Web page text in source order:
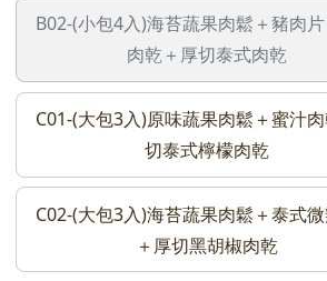
B02-(小包4入)海苔蔬果肉鬆＋豬肉
肉乾＋厚切泰式肉乾
C01-(大包3入)原味蔬果肉鬆＋蜜汁
切泰式檸檬肉乾
C02-(大包3入)海苔蔬果肉鬆＋泰式
＋厚切黑胡椒肉乾